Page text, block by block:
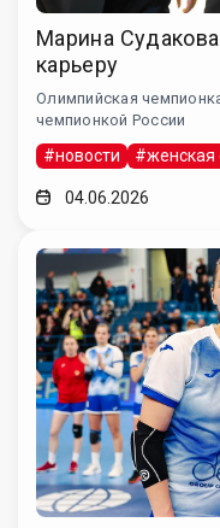
Марина
карьеру
Олимпийская
чемпионкой России
#новости #женская
04.06.2026